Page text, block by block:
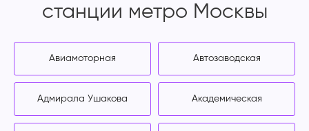
станции метро Москвы
Авиамоторная Автозаводская
Адмирала Ушакова Академическая